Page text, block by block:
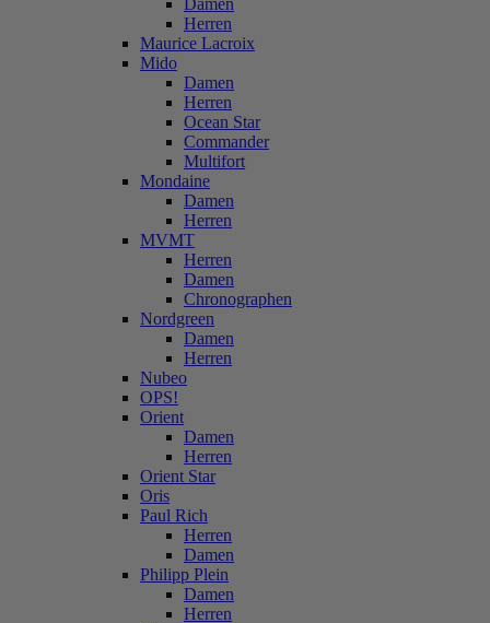
Damen
Herren
Maurice Lacroix
Mido
Damen
Herren
Ocean Star
Commander
Multifort
Mondaine
Damen
Herren
MVMT
Herren
Damen
Chronographen
Nordgreen
Damen
Herren
Nubeo
OPS!
Orient
Damen
Herren
Orient Star
Oris
Paul Rich
Herren
Damen
Philipp Plein
Damen
Herren